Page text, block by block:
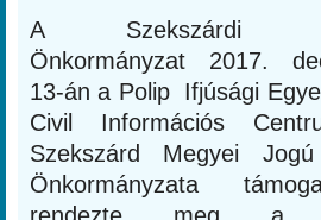
A Szekszárdi
Önkormányzat 2017.
13-án a Polip Ifjúsági
Civil Információs
Szekszárd Megyei
Önkormányzata